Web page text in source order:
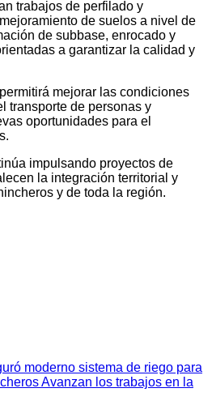
trabajos de perfilado y
de suelos a nivel de
de subbase, enrocado y
a garantizar la calidad y
mejorar las condiciones
transporte de personas y
oportunidades para el
impulsando proyectos de
la integración territorial y
y de toda la región.
moderno sistema de riego para
Avanzan los trabajos en la